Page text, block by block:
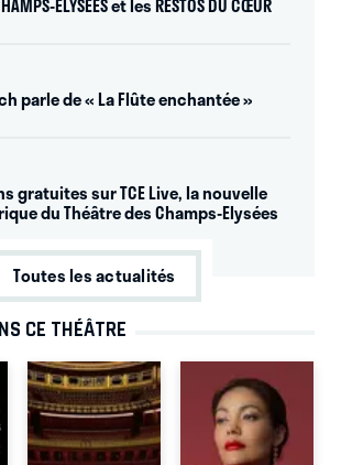
ÉLYSÉES et les RESTOS DU CŒUR
parle de « La Flûte enchantée »
gratuites sur TCE Live, la nouvelle
du Théâtre des Champs-Elysées
Toutes les actualités
CE THÉÂTRE